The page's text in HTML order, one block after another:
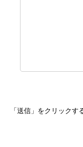
「送信」をクリック